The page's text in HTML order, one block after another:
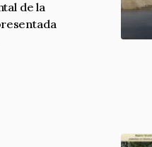
de la